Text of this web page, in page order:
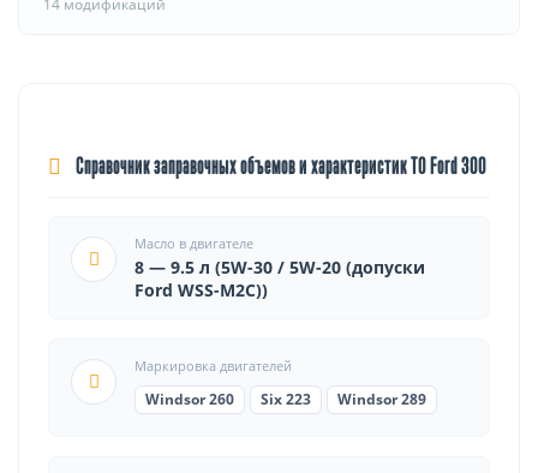
14 модификаций
Справочник заправочных объемов и характеристик ТО Ford 300
Масло в двигателе
8 — 9.5 л (5W-30 / 5W-20 (допуски
Ford WSS-M2C))
Маркировка двигателей
Windsor 260
Six 223 Windsor 289